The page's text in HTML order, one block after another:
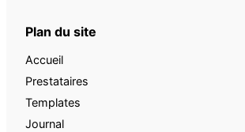
Plan du site
Accueil
Prestataires
Templates
Journal